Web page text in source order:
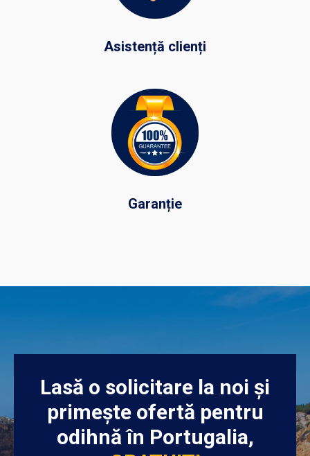
Asistență clienți
Garanție
Lasă o solicitare la noi și
primește ofertă pentru
odihnă în Portugalia,